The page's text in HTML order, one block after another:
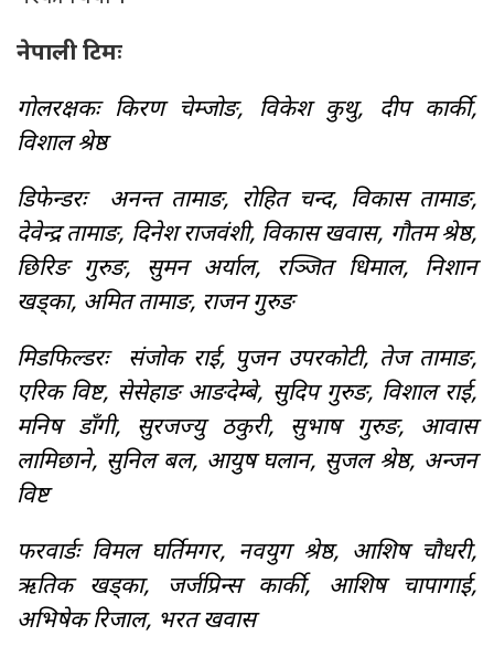
नेपाली टिमः
गोलरक्षकः किरण चेम्जोङ, विकेश कुथु, दीप कार्की,
विशाल श्रेष्ठ
डिफेन्डरः अनन्त तामाङ, रोहित चन्द, विकास तामाङ,
देवेन्द्र तामाङ, दिनेश राजवंशी, विकास खवास, गौतम श्रेष्ठ,
छिरिङ गुरुङ, सुमन अर्याल, रञ्जित धिमाल, निशान
खड्का, अमित तामाङ, राजन गुरुङ
मिडफिल्डरः संजोक राई, पुजन उपरकोटी, तेज तामाङ,
एरिक विष्ट, सेसेहाङ आङदेम्बे, सुदिप गुरुङ, विशाल राई,
मनिष डाँगी, सुरजज्यु ठकुरी, सुभाष गुरुङ, आवास
लामिछाने, सुनिल बल, आयुष घलान, सुजल श्रेष्ठ, अन्जन
विष्ट
फरवार्डः विमल घर्तिमगर, नवयुग श्रेष्ठ, आशिष चौधरी,
ऋतिक खड्का, जर्जप्रिन्स कार्की, आशिष चापागाई,
अभिषेक रिजाल, भरत खवास